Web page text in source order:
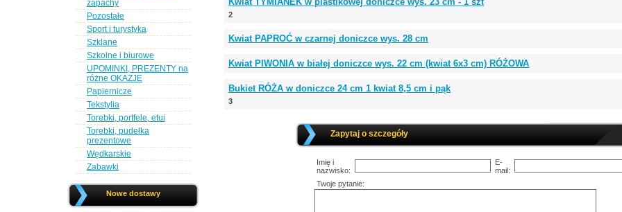
zapachy
Pozostałe
Sport i turystyka
Szklane
Szkolne i biurowe
UPOMINKI, PREZENTY na
różne OKAZJE
Papiernicze
Tekstylia
Torebki, portfele, etui
Torebki, pudełka
prezentowe
Wędkarskie
Zabawki
Nowe dostawy
2
Kwiat PAPROĆ w czarnej doniczce wys. 28 cm
Kwiat PIWONIA w białej doniczce wys. 22 cm (kwiat 6x3 cm) RÓŻOWA
Bukiet RÓŻA w doniczce 24 cm 1 kwiat 8,5 cm i pąk
3
Zapytaj o szczegóły
Imię i
nazwisko:
E-
mail:
Twoje pytanie: